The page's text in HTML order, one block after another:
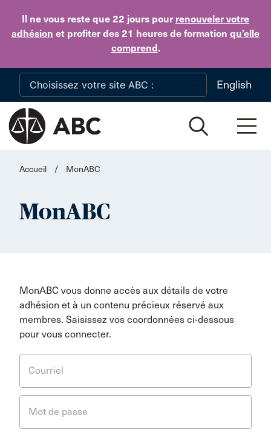
Il ne vous reste que 22 jours pour renouveler votre
adhésion et profiter des 21 heures de formation qu’elle
comprend.
Skip to main content
English
Accueil / MonABC
MonABC
MonABC vous donne accès aux détails de votre
adhésion et à un contenu précieux réservé aux
membres. Saisissez vos coordonnées ci-dessous
pour vous connecter.
Courriel
Mot de passe